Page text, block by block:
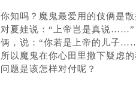
你知吗？魔鬼最爱用的伎俩是
对夏娃说：“上帝岂是真说……”
俩，说：“你若是上帝的儿子
所以魔鬼在你心田里撒下疑虑
问题是该怎样对付呢？